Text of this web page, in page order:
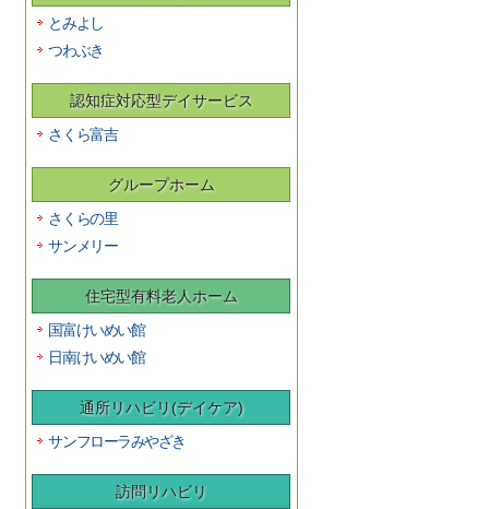
とみよし
つわぶき
認知症対応型デイサービス
さくら富吉
グループホーム
さくらの里
サンメリー
住宅型有料老人ホーム
国富けいめい館
日南けいめい館
通所リハビリ(デイケア)
サンフローラみやざき
訪問リハビリ